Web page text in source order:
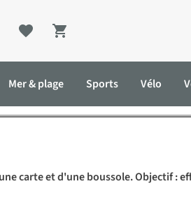
Shopping cart
Mer & plage Sports Vélo
mettre ?
ce que c’est
carte et d'une boussole. Objectif :